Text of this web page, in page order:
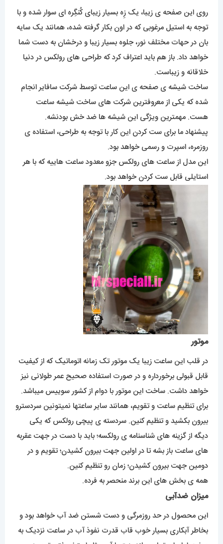
روی این صفحه ی زیبا، یک زِه بسیار زیبای کُنگِره ای سوار شده و با
توجه به استیل مرغوبی که در اون بکار گرفته شده، همانند یک سایه
بان در حهات مختلف نور، جلوه بسیار زیبا و درخشان به دست شما
خواهد داد. باز هم باید اعتراف کرد که طراحی های رولکس در دنیا
خلاقانه و زیباست.
ساخت شیشه ی صفحه ی این ساعت توسط شرکت سافایر انجام
شده که یکی از معروفترین شرکت های ساخت شیشه ساعت
هست. مهمترین ویژگی این شیشه ها ضد خش بودنشه.
پیشنهاد ما برای ست کردن این کار با توجه به طراحی، استفاده ی
روزمره، اسپرت و رسمی خواهد بود.
این مدل از ساعت های رولکس جزو معدود ساعت هاییه که با هر
استایلی قابل ست کردن خواهد بود.
موتور
در قلب این ساعت زیبا یک موتور تک زمانه اتوماتیک که از کیفیت
قابل قبولی برخورداره و در صورت استفاده صحیح عمر طولانی نیز
خواهد داشت. ساخت این موتور با دوام از کشور سوییس میباشد.
برای تنظیم ساعت و تقویم، همانند سایر ساعتها نمیتونین سردسترو
بیرون بکشید و تنظیم کنین. سردسته ی پیچی رولکس که یکی
دیگه از گزینه های شناسنامه ی رولکسه؛ باید با دست در جهت عقربه
های ساعت باز بشه تا در اولین جهت بیرون کشیدن؛ تقویم و در
دومین جهت بیرون کشیدن؛ زمان رو تنظیم کنین.
همه ی بخش های این برند منحصر به فرده.
میزان ضدآبی
این محصول در حد روزمرگی و دست شستن ضد آب خواهد بود و
بخاطر آبکاری بسیار خوب قاب قدرت نفوذ آب در ساعت نزدیک به